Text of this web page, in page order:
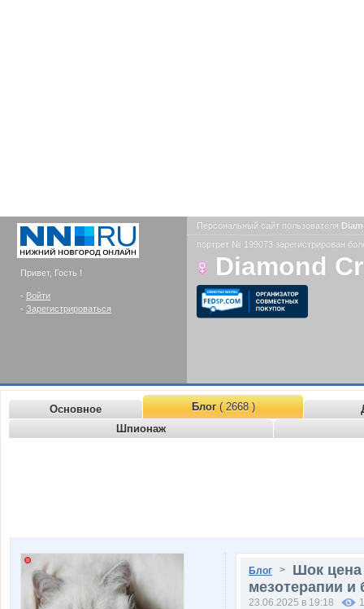
Привет, Гость !
- Войти
- Зарегистрироваться
Персональный сайт пользователя
портрет № 199073 зарегистрирован
Diamond
Основное Блог( 2668 )
Шпионаж
Блог > Шок
мезотерапии и
23.06.2025 в 19:18